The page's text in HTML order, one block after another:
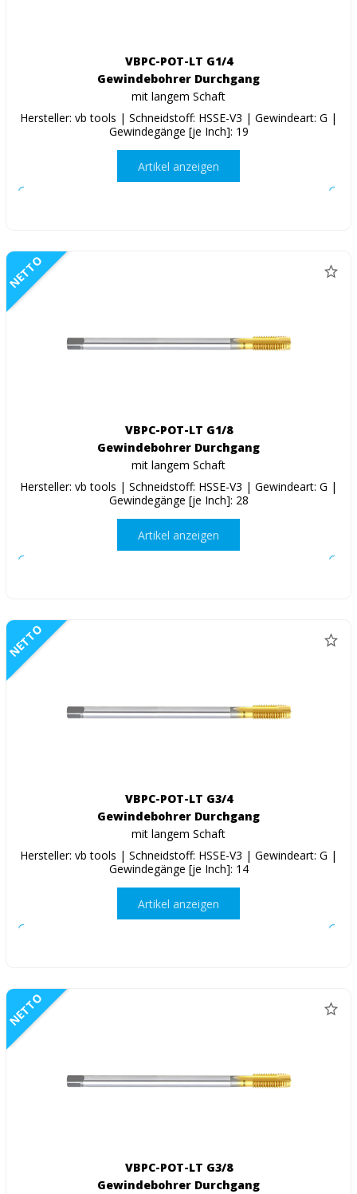
VBPC-POT-LT G1/4
Gewindebohrer Durchgang
mit langem Schaft
Hersteller: vb tools | Schneidstoff: HSSE-V3 | Gewindeart: G |
Gewindegänge [je Inch]: 19
Artikel anzeigen
NETTO
VBPC-POT-LT G1/8
Gewindebohrer Durchgang
mit langem Schaft
Hersteller: vb tools | Schneidstoff: HSSE-V3 | Gewindeart: G |
Gewindegänge [je Inch]: 28
Artikel anzeigen
NETTO
VBPC-POT-LT G3/4
Gewindebohrer Durchgang
mit langem Schaft
Hersteller: vb tools | Schneidstoff: HSSE-V3 | Gewindeart: G |
Gewindegänge [je Inch]: 14
Artikel anzeigen
NETTO
VBPC-POT-LT G3/8
Gewindebohrer Durchgang